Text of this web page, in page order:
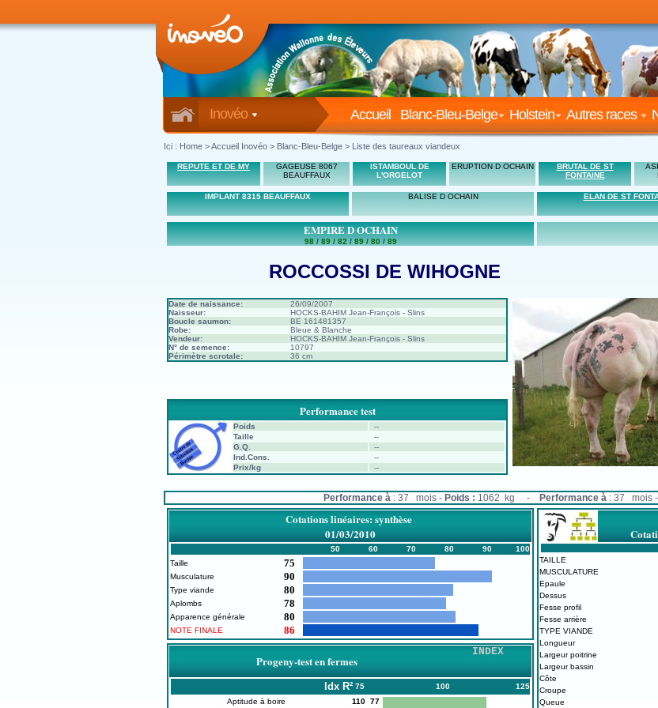
Inovéo Autres races
Holstein
Blanc-Bleu-Belge
Accueil
Ici : Home >Accueil Inovéo > Blanc-Bleu-Belge > Liste des taureaux viandeux
REPUTE ET DE MY
GAGEUSE 8067
BEAUFFAUX
ISTAMBOUL DE
L'ORGELOT
ERUPTION D OCHAIN
BRUTAL DE ST
FONTAINE
IMPLANT 8315 BEAUFFAUX BALISE D OCHAIN ELAN DE ST
EMPIRE D OCHAIN
98 / 89 / 82 / 89 / 80 / 89
ROCCOSSI DE WIHOGNE
Date de naissance:
26/09/2007
Naisseur:
HOCKS-BAHIM Jean-François - Slins
Boucle saumon:
BE 161481357
Robe:
Bleue & Blanche
Vendeur:
HOCKS-BAHIM Jean-François - Slins
N° de semence:
10797
Périmètre scrotale:
36 cm
Performance test
Poids
--
Taille
--
G.Q.
--
Ind.Cons.
--
Prix/kg
--
Performance à : 37 mois - Poids : 1062 kg - Performance à : 37 mois -
Cotations linéaires: synthèse
01/03/2010
50 60 70 80 90
100
Taille
75
Musculature 90
Type viande 80
Aplombs 78
Apparence générale 80
NOTE FINALE 86
TAILLE
MUSCULATURE
Epaule
Dessus
Fesse profil
Fesse arrière
TYPE VIANDE
Longueur
Largeur poitrine
Largeur bassin
Côte
Croupe
Queue
Progeny-test en fermes
INDEX
Idx R² 75 100
125
Aptitude à boire
110 77